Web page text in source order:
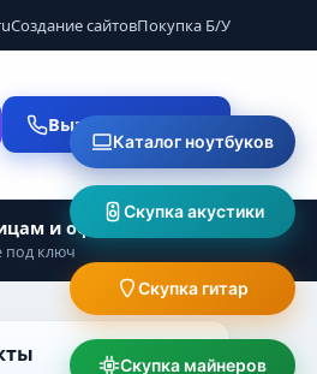
Создание сайтовПокупка Б/У
Вызвать мастера
и офисам
под ключ
Каталог ноутбуков
Скупка акустики
Скупка гитар
Скупка майнеров